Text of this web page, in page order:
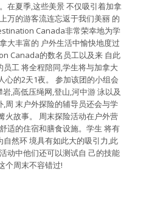
在夏季,这些美景 不仅吸引着加拿
万的游客流连忘返于我们美丽 的
Canada非常荣幸地为学
大丰富的 户外生活中愉快地度过
Canada的数名员工以及来 自此
工 将全程陪同,学生将与加拿大
心的2天1夜。 参加该团的小组会
,高低压绳网,登山,河中游 泳以及
周 末户外探险的辅导员还会与学
火故事。 周末探险活动在户外营
适的住宿和膳食设施。学生 将有
然环 境具有如此大的吸引力,此
动中他们还可以测试自 己的技能
个周末不容错过!